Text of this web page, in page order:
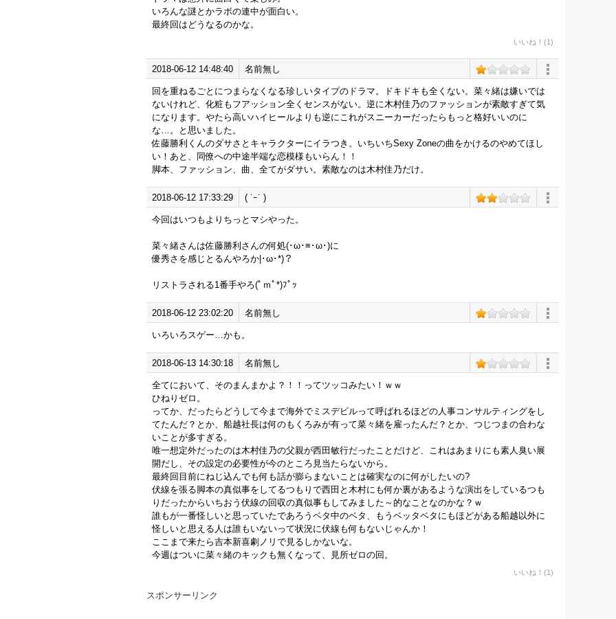
いろんな謎とかラボの連中が面白い。
最終回はどうなるのかな。
いいね！(1)
2018-06-12 14:48:40 名前無し
回を重ねるごとにつまらなくなる珍しいタイプのドラマ。ドキドキも全くない。菜々緒は嫌いでは
ないけれど、化粧もフアッション全くセンスがない。逆に木村佳乃のファッションが素敵すぎて気
になります。やたら高いハイヒールよりも逆にこれがスニーカーだったらもっと格好いいのに
な…。と思いました。
佐藤勝利くんのダサさとキャラクターにイラつき。いちいちSexy Zoneの曲をかけるのやめてほし
い！あと、同僚への中途半端な恋模様もいらん！！
脚本、ファッション、曲、全てがダサい。素敵なのは木村佳乃だけ。
2018-06-12 17:33:29 ( ˙ｰ˙ )
今回はいつもよりちっとマシやった。
菜々緒さんは佐藤勝利さんの何処(･ω･≡･ω･)に
優秀さを感じとるんやろか|･ω･*)？
リストラされる1番手やろ(ﾟｍﾟ*)ﾌﾟｯ
2018-06-12 23:02:20 名前無し
いろいろスゲー…かも。
2018-06-13 14:30:18 名前無し
全てにおいて、そのまんまかよ？！！ってツッコみたい！ｗｗ
ひねりゼロ。
ってか、だったらどうして今まで海外でミスデビルって呼ばれるほどの人事コンサルティングをし
てたんだ？とか、船越社長は何のもくろみが有って菜々緒を雇ったんだ？とか、つじつまの合わな
いことが多すぎる。
唯一想定外だったのは木村佳乃の父親が西田敏行だったことだけど、これはあまりにも素人臭い展
開だし、その設定の必要性が今のところ見当たらないから。
最終回目前にねじ込んでも何も話が膨らまないことは確実なのに何がしたいの?
伏線を張る脚本の真似事をしてるつもりで西田と木村にも何か裏があるような演出をしているつも
りだったからいちおう伏線の回収の真似事もしてみました～的なことなのかな？ｗ
誰もが一番怪しいと思っていたであろうベタ中のベタ、もうベッタベタにもほどがある船越以外に
怪しいと思える人は誰もいないって状況に伏線も何もないじゃんか！
ここまで来たら吉本新喜劇ノリで見るしかないな。
今週はついに菜々緒のキックも無くなって、見所ゼロの回。
いいね！(1)
スポンサーリンク